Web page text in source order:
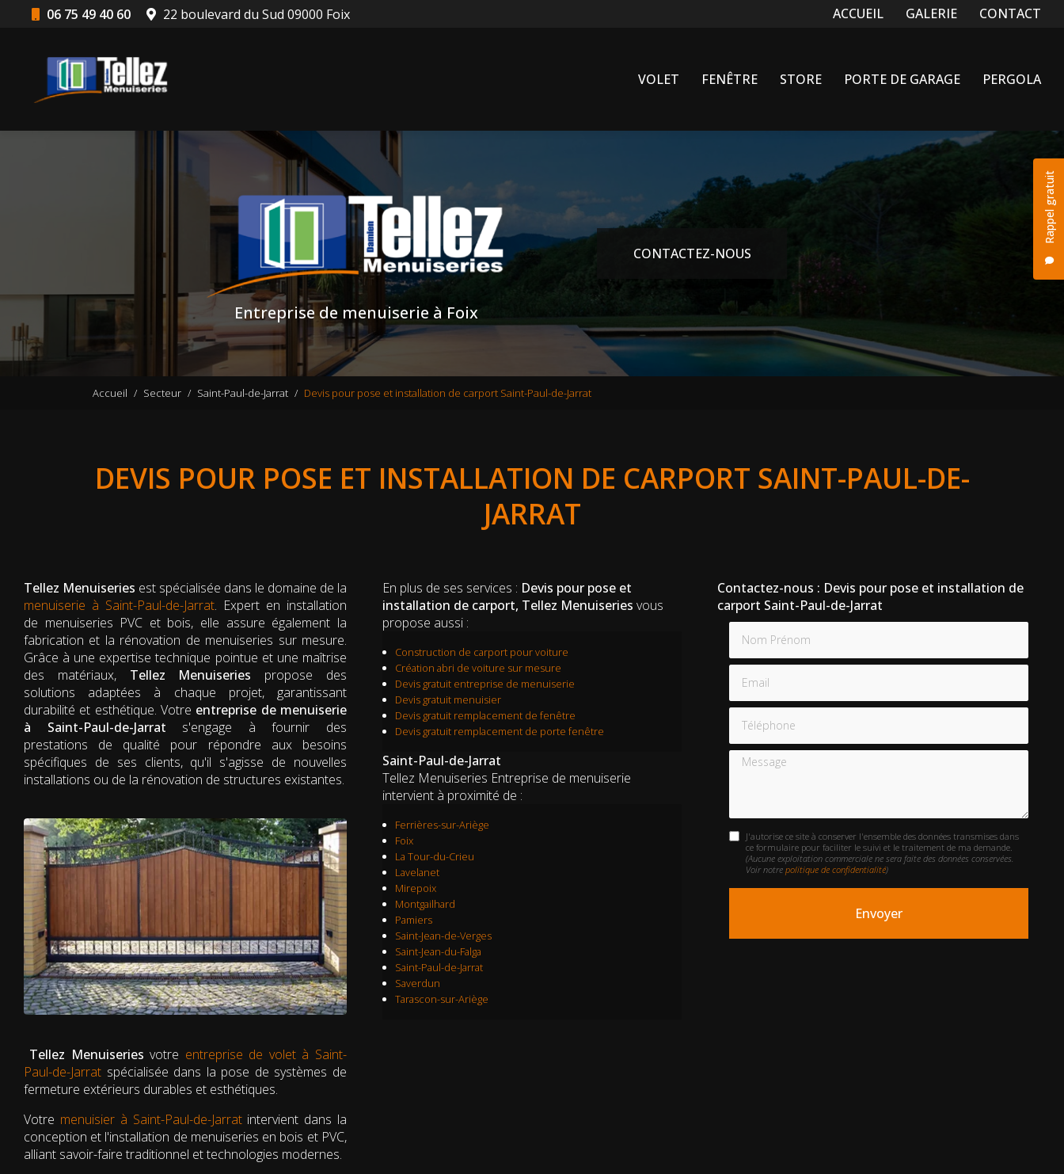
06 75 49 40 60 22 boulevard du Sud 09000 Foix Navigation secondaire
ACCUEIL GALERIE CONTACT
Rappel gratuit
VOLET FENÊTRE STORE PORTE DE GARAGE PERGOLA
Entreprise de menuiserie à Foix
CONTACTEZ-NOUS
Accueil Secteur Saint-Paul-de-Jarrat Devis pour pose et installation de carport Saint-Paul-de-Jarrat
DEVIS POUR POSE ET INSTALLATION DE CARPORT SAINT-PAUL-DE-
JARRAT
Tellez Menuiseries est spécialisée dans le domaine de la
menuiserie à Saint-Paul-de-Jarrat. Expert en installation
de menuiseries PVC et bois, elle assure également la
fabrication et la rénovation de menuiseries sur mesure.
Grâce à une expertise technique pointue et une maîtrise
des matériaux, Tellez Menuiseries propose des
solutions adaptées à chaque projet, garantissant
durabilité et esthétique. Votre entreprise de menuiserie
à Saint-Paul-de-Jarrat s'engage à fournir des
prestations de qualité pour répondre aux besoins
spécifiques de ses clients, qu'il s'agisse de nouvelles
installations ou de la rénovation de structures existantes.
Tellez Menuiseries votre entreprise de volet à Saint-
Paul-de-Jarrat spécialisée dans la pose de systèmes de
fermeture extérieurs durables et esthétiques.
Votre menuisier à Saint-Paul-de-Jarratintervient dans la
conception et l'installation de menuiseries en bois et PVC,
alliant savoir-faire traditionnel et technologies modernes.
En plus de ses services : Devis pour pose et
installation de carport, Tellez Menuiseries vous
propose aussi :
Construction de carport pour voiture
Création abri de voiture sur mesure
Devis gratuit entreprise de menuiserie
Devis gratuit menuisier
Devis gratuit remplacement de fenêtre
Devis gratuit remplacement de porte fenêtre
Saint-Paul-de-Jarrat
Tellez Menuiseries Entreprise de menuiserie
intervient à proximité de :
Ferrières-sur-Ariège
Foix
La Tour-du-Crieu
Lavelanet
Mirepoix
Montgailhard
Pamiers
Saint-Jean-de-Verges
Saint-Jean-du-Falga
Saint-Paul-de-Jarrat
Saverdun
Tarascon-sur-Ariège
Contactez-nous : Devis pour pose et installation de
carport Saint-Paul-de-Jarrat
Nom Prénom
Email
Téléphone
Message
J'autorise ce site à conserver l'ensemble des données transmises dans
ce formulaire pour faciliter le suivi et le traitement de ma demande.
(Aucune exploitation commerciale ne sera faite des données conservées.
Voir notre politique de confidentialité)